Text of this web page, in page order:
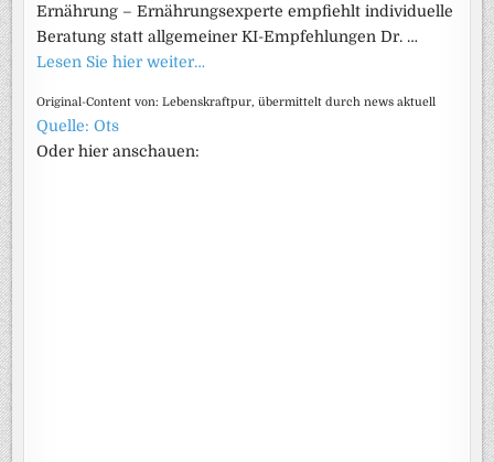
Ernährung – Ernährungsexperte empfiehlt individuelle
Beratung statt allgemeiner KI-Empfehlungen Dr. …
Lesen Sie hier weiter…
Original-Content von: Lebenskraftpur, übermittelt durch news aktuell
Quelle: Ots
Oder hier anschauen: